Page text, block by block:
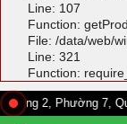
Line: 107
Function:
File: /data/web/
Line: 321
Function:
7, Quận 10,